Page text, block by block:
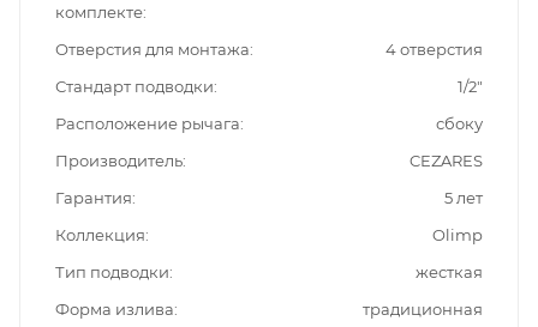
комплекте
Отверстия для монтажа
4 отверстия
Стандарт подводки
1/2"
Расположение рычага
сбоку
Производитель
CEZARES
Гарантия
5 лет
Коллекция
Olimp
Тип подводки
жесткая
Форма излива
традиционная